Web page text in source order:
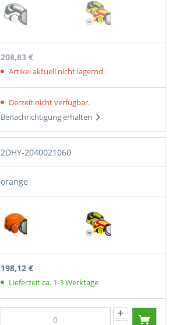
208,83 €
Artikel aktuell nicht lagernd
Derzeit nicht verfügbar.
Benachrichtigung erhalten
2DHY-2040021060
orange
198,12 €
Lieferzeit ca. 1-3 Werktage